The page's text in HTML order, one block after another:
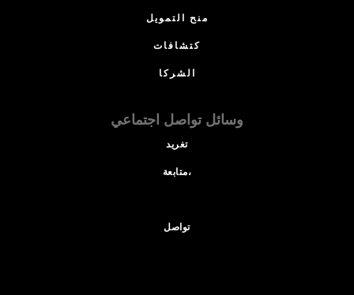
منح التمويل
كتشافات
الشركا
وسائل تواصل اجتماعي
تغريد
متابعة،
تواصل